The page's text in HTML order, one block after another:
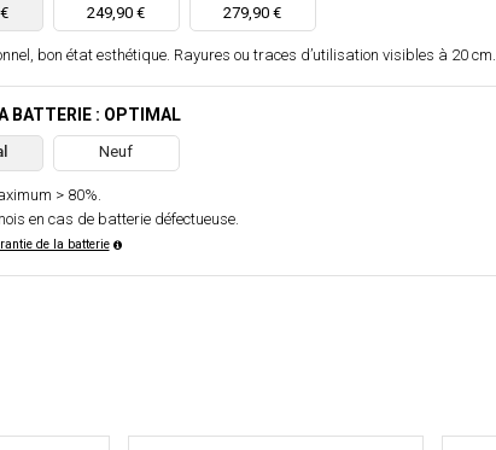
249,90 €
279,90 €
bon état esthétique. Rayures ou traces d’utilisation visibles à 20 cm.
BATTERIE : OPTIMAL
Neuf
> 80%.
en cas de batterie défectueuse.
de la batterie